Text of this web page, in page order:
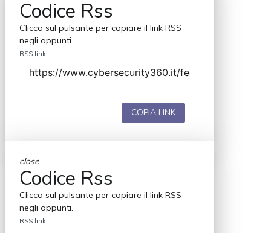
Codice Rss
Clicca sul pulsante per copiare il link RSS
negli appunti.
RSS link
COPIA LINK
close
Codice Rss
Clicca sul pulsante per copiare il link RSS
negli appunti.
RSS link